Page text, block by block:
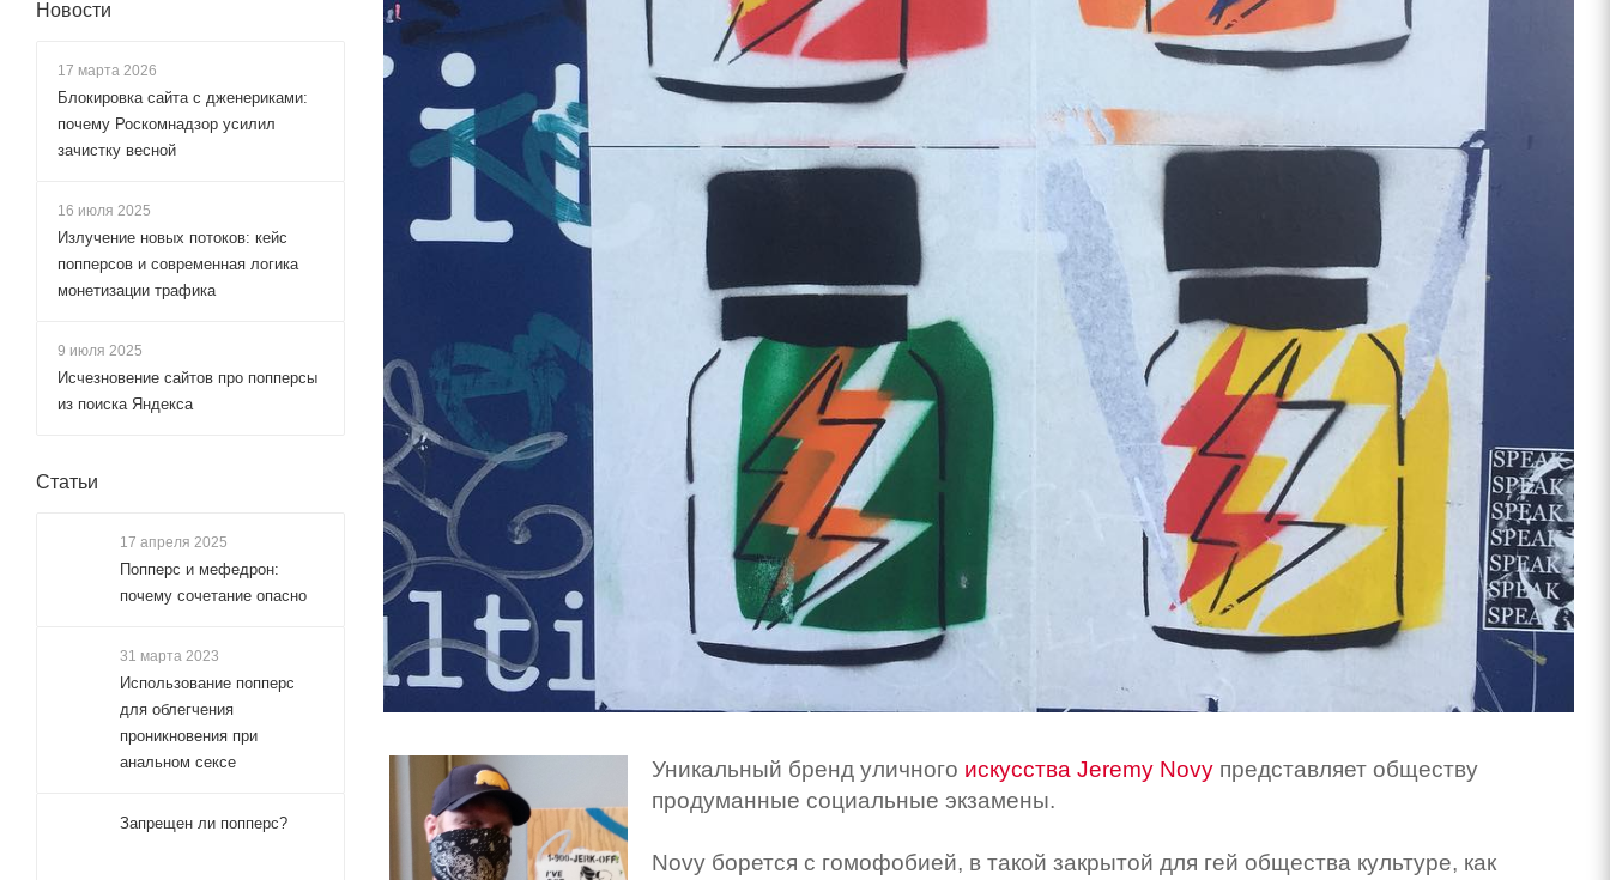
Уникальный бренд уличного искусства Jeremy Novyпредставляет обществу
продуманные социальные экзамены.
Novy борется с гомофобией, в такой закрытой для гей общества культуре, как
Новости
17 марта 2026
Блокировка сайта с дженериками:
почему Роскомнадзор усилил
зачистку весной
16 июля 2025
Излучение новых потоков: кейс
попперсов и современная логика
монетизации трафика
9 июля 2025
Исчезновение сайтов про попперсы
из поиска Яндекса
Статьи
17 апреля 2025
Попперс и мефедрон:
почему сочетание опасно
31 марта 2023
Использование попперс
для облегчения
проникновения при
анальном сексе
Запрещен ли попперс?